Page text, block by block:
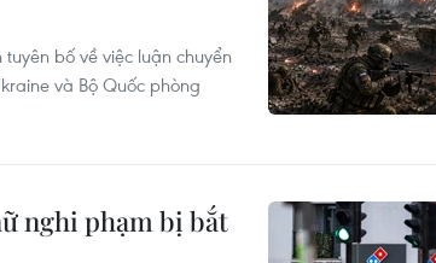
bố về việc luận chuyển
và Bộ Quốc phòng
nghi phạm bị bắt